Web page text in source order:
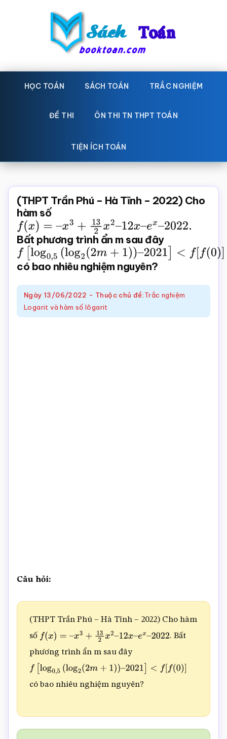
Sách
Toán
toán
Học
toán,
giáo
Toán,
trắc
nghiệm
Toán
online
HỌC TOÁN SÁCH TOÁN TRẮC NGHIỆM
ĐỀ THI ÔN THI TN THPT TOÁN
TIỆN ÍCH TOÁN
(THPT Trần Phú – Hà Tĩnh – 2022) Cho
hàm số
f(x)= –x 3+13 2x 2–12x–ex–2022
.
Bất phương trình ẩn m sau đây
f[ log0, 5 (log2(2m+ 1)) –
2021]<f[f(0) ]
có bao nhiêu nghiệm nguyên?
Ngày 13/06/2022 - Thuộc chủ đề:Trắc nghiệm
Logarit và hàm số lôgarit
Câu hỏi:
(THPT Trần Phú – Hà Tĩnh – 2022) Cho hàm
số f( x)= –x +13 2 – 12 ex–2022
. Bất
phương trình ẩn m sau đây
f[ log0,5( log2(2m+ ) –2021]<f[f 0)
có bao nhiêu nghiệm nguyên?